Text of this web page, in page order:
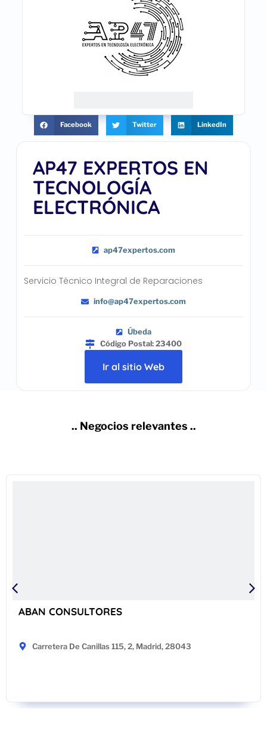
AP47 EXPERTOS EN
TECNOLOGÍA
ELECTRÓNICA
ap47expertos.com
Servicio Técnico Integral de Reparaciones
info@ap47expertos.com
Úbeda
Código Postal: 23400
Ir al sitio Web
Facebook Twitter LinkedIn
.. Negocios relevantes ..
ABAN CONSULTORES
Carretera De Canillas 115, 2, Madrid, 28043